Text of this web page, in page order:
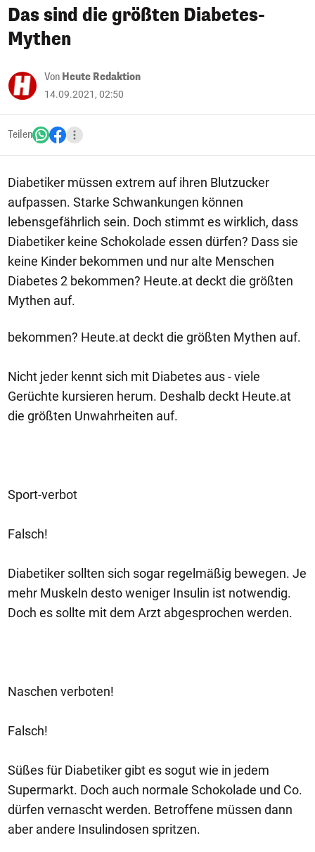
Das sind die größten Diabetes-
Mythen
Von Heute Redaktion
14.09.2021, 02:50
Teilen
Diabetiker müssen extrem auf ihren Blutzucker
aufpassen. Starke Schwankungen können
lebensgefährlich sein. Doch stimmt es wirklich, dass
Diabetiker keine Schokolade essen dürfen? Dass sie
keine Kinder bekommen und nur alte Menschen
Diabetes 2 bekommen? Heute.at deckt die größten
Mythen auf.
bekommen? Heute.at deckt die größten Mythen auf.
Nicht jeder kennt sich mit Diabetes aus - viele
Gerüchte kursieren herum. Deshalb deckt Heute.at
die größten Unwahrheiten auf.
Sport-verbot
Falsch!
Diabetiker sollten sich sogar regelmäßig bewegen. Je
mehr Muskeln desto weniger Insulin ist notwendig.
Doch es sollte mit dem Arzt abgesprochen werden.
Naschen verboten!
Falsch!
Süßes für Diabetiker gibt es sogut wie in jedem
Supermarkt. Doch auch normale Schokolade und Co.
dürfen vernascht werden. Betroffene müssen dann
aber andere Insulindosen spritzen.